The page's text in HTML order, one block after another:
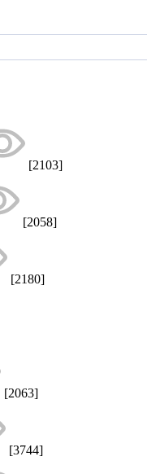
[2103]
[2058]
[2180]
[2063]
[3744]